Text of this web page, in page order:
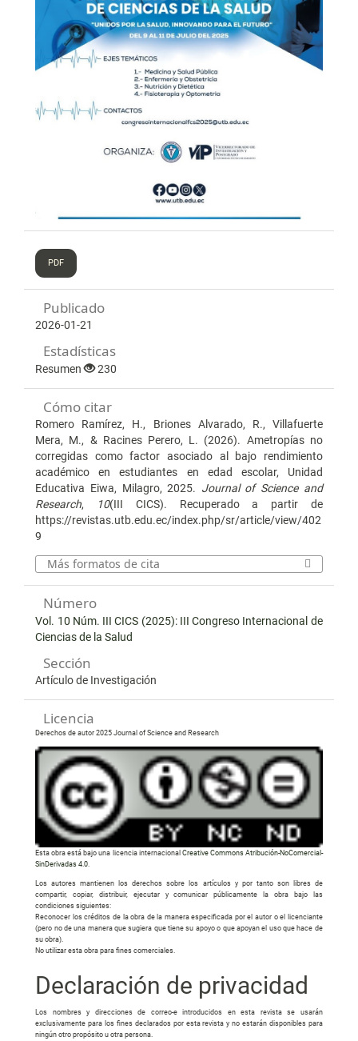
PDF
Publicado
2026-01-21
Estadísticas
Resumen 230
Cómo citar
Romero Ramírez, H., Briones Alvarado, R., Villafuerte
Mera, M., & Racines Perero, L. (2026). Ametropías no
corregidas como factor asociado al bajo rendimiento
académico en estudiantes en edad escolar, Unidad
Educativa Eiwa, Milagro, 2025. Journal of Science and
Research, 10(III CICS). Recuperado a partir de
https://revistas.utb.edu.ec/index.php/sr/article/view/402
9
Más formatos de cita
Número
Vol. 10 Núm. III CICS (2025): III Congreso Internacional de
Ciencias de la Salud
Sección
Artículo de Investigación
Licencia
Derechos de autor 2025 Journal of Science and Research
Esta obra está bajo una licencia internacionalCreative Commons Atribución-NoComercial-
SinDerivadas 4.0.
Los autores mantienen los derechos sobre los artículos y por tanto son libres de
compartir, copiar, distribuir, ejecutar y comunicar públicamente la obra bajo las
condiciones siguientes:
Reconocer los créditos de la obra de la manera especificada por el autor o el licenciante
(pero no de una manera que sugiera que tiene su apoyo o que apoyan el uso que hace de
su obra).
No utilizar esta obra para fines comerciales.
Declaración de privacidad
Los nombres y direcciones de correo-e introducidos en esta revista se usarán
exclusivamente para los fines declarados por esta revista y no estarán disponibles para
ningún otro propósito u otra persona.